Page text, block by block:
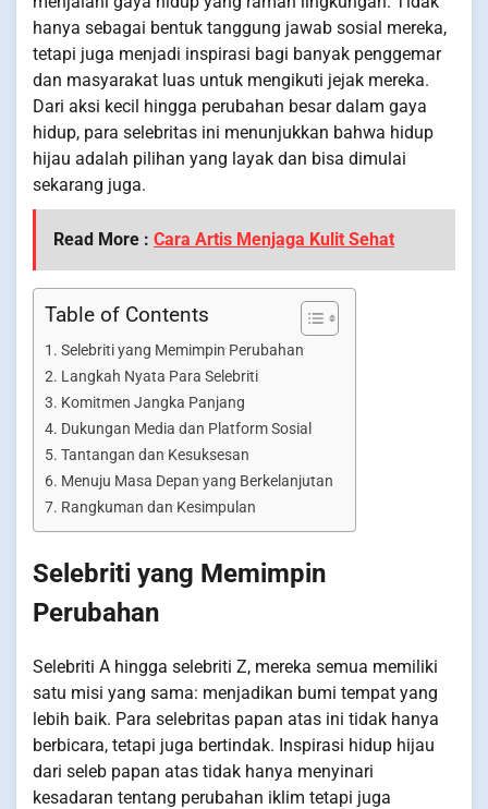
hanya sebagai bentuk tanggung jawab sosial mereka,
tetapi juga menjadi inspirasi bagi banyak penggemar
dan masyarakat luas untuk mengikuti jejak mereka.
Dari aksi kecil hingga perubahan besar dalam gaya
hidup, para selebritas ini menunjukkan bahwa hidup
hijau adalah pilihan yang layak dan bisa dimulai
sekarang juga.
Read More : Cara Artis Menjaga Kulit Sehat
Table of Contents
Selebriti yang Memimpin Perubahan
Langkah Nyata Para Selebriti
Komitmen Jangka Panjang
Dukungan Media dan Platform Sosial
Tantangan dan Kesuksesan
Menuju Masa Depan yang Berkelanjutan
Rangkuman dan Kesimpulan
Selebriti yang Memimpin
Perubahan
Selebriti A hingga selebriti Z, mereka semua memiliki
satu misi yang sama: menjadikan bumi tempat yang
lebih baik. Para selebritas papan atas ini tidak hanya
berbicara, tetapi juga bertindak. Inspirasi hidup hijau
dari seleb papan atas tidak hanya menyinari
kesadaran tentang perubahan iklim tetapi juga